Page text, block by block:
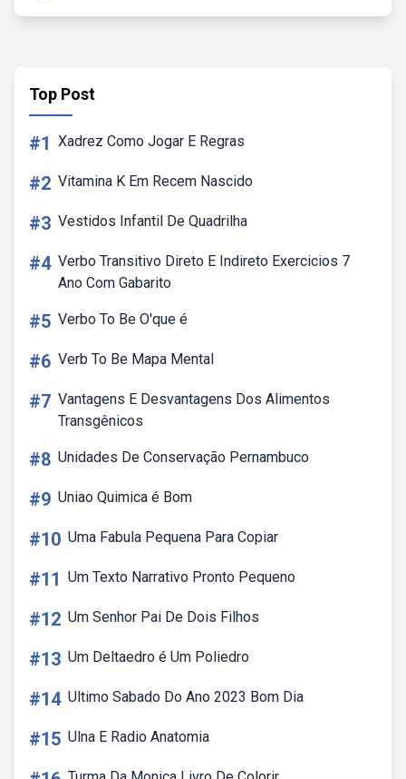
Top Post
#1 Xadrez Como Jogar E Regras
#2 Vitamina K Em Recem Nascido
#3 Vestidos Infantil De Quadrilha
#4 Verbo Transitivo Direto E Indireto Exercicios 7
Ano Com Gabarito
#5 Verbo To Be O'que é
#6 Verb To Be Mapa Mental
#7 Vantagens E Desvantagens Dos Alimentos
Transgênicos
#8 Unidades De Conservação Pernambuco
#9 Uniao Quimica é Bom
#10 Uma Fabula Pequena Para Copiar
#11 Um Texto Narrativo Pronto Pequeno
#12 Um Senhor Pai De Dois Filhos
#13 Um Deltaedro é Um Poliedro
#14 Ultimo Sabado Do Ano 2023 Bom Dia
#15 Ulna E Radio Anatomia